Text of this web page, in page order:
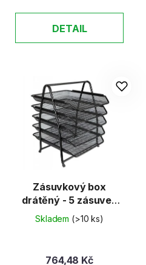
DETAIL
Zásuvkový box
drátěný - 5 zásuvek
černý
Skladem (>10 ks)
764,48 Kč